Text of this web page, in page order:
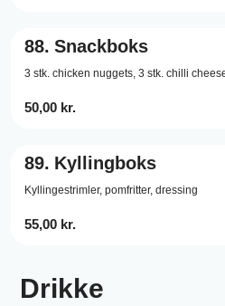
88. Snackboks
3 stk. chicken nuggets, 3 stk. chilli
50,00 kr.
89. Kyllingboks
Kyllingestrimler, pomfritter, dressing
55,00 kr.
Drikke